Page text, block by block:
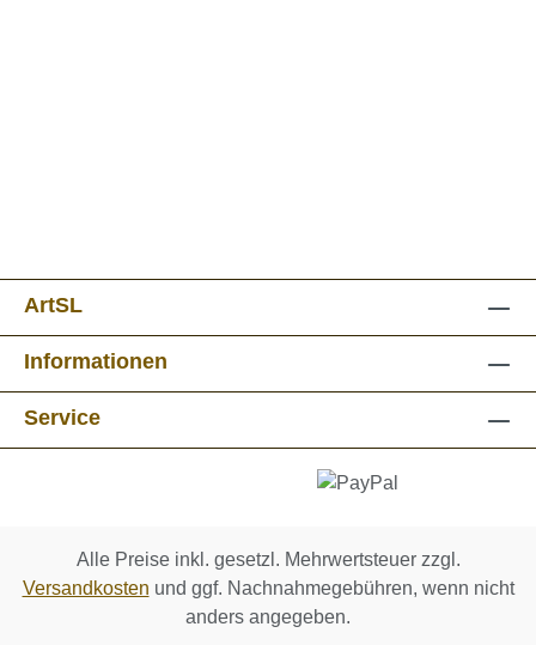
ArtSL
Informationen
Service
Alle Preise inkl. gesetzl. Mehrwertsteuer zzgl.
Versandkosten und ggf. Nachnahmegebühren, wenn nicht
anders angegeben.